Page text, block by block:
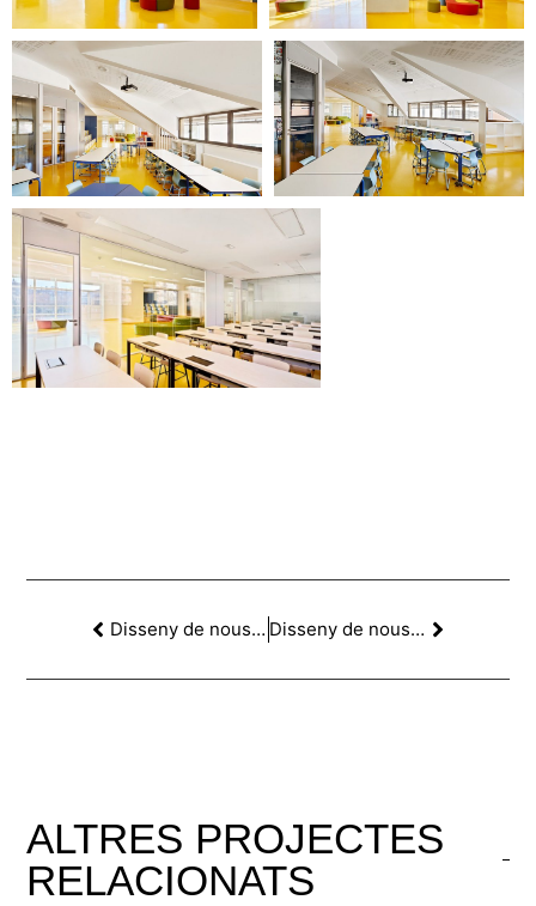
Disseny de nous espais d’aprenentatge, (NEI) Col.legi Jesuïtes Raimat Disseny de nous espais d’aprenentatge, (MOPI) Col.legi Jesuïtes Raimat
ALTRES PROJECTES
RELACIONATS